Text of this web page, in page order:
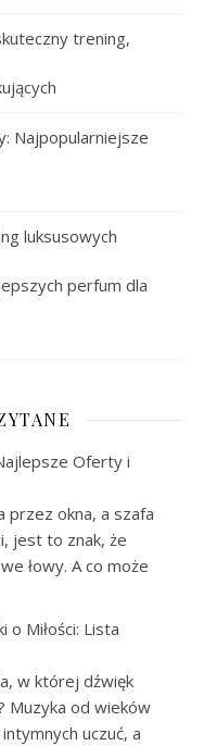
trening,
Najpopularniejsze
luksusowych
perfum dla
Oferty i
przez okna, a szafa
jest to znak, że
łowy. A co może
o Miłości: Lista
w której dźwięk
Muzyka od wieków
uczuć, a